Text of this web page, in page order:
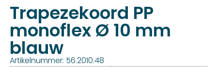
Trapezekoord PP
monoflex Ø 10 mm
blauw
Artikelnummer: 56.2010.48